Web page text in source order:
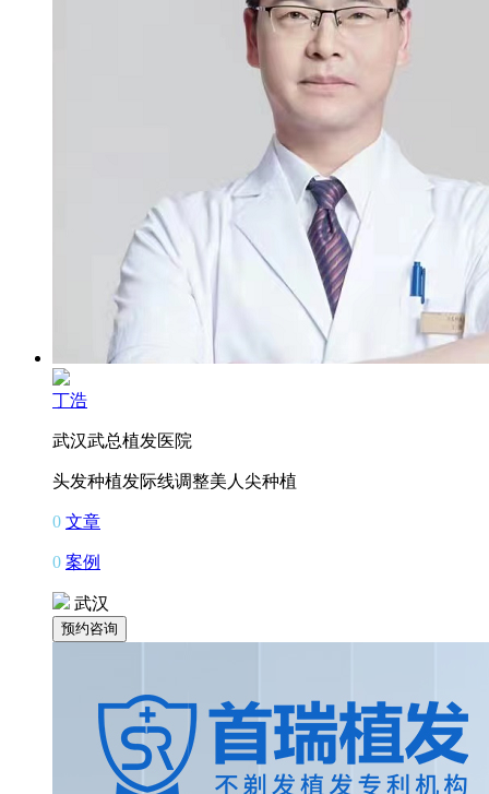
丁浩
武汉武总植发医院
头发种植发际线调整美人尖种植
0 文章
0 案例
武汉